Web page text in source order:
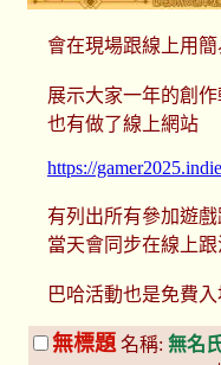
會在現場跟線上用
展示大家一年的創
也有做了線上網站
https://
有列出所有參加遊
當天會同步在線上
巴哈活動也是免費
無標題 名稱: 無名